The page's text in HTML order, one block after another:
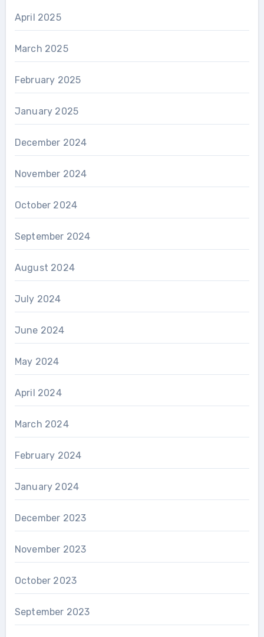
April 2025
March 2025
February 2025
January 2025
December 2024
November 2024
October 2024
September 2024
August 2024
July 2024
June 2024
May 2024
April 2024
March 2024
February 2024
January 2024
December 2023
November 2023
October 2023
September 2023